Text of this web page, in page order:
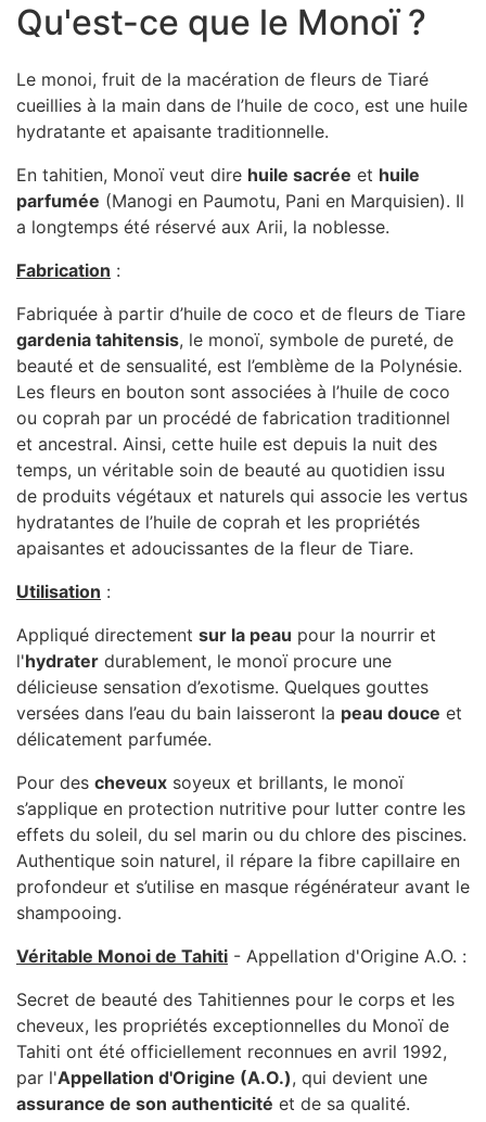
Qu'est-ce que le Monoï ?
Le monoi, fruit de la macération de fleurs de Tiaré
cueillies à la main dans de l’huile de coco, est une huile
hydratante et apaisante traditionnelle.
En tahitien, Monoï veut dire huile sacrée et huile
parfumée (Manogi en Paumotu, Pani en Marquisien). Il
a longtemps été réservé aux Arii, la noblesse.
Fabrication :
Fabriquée à partir d’huile de coco et de fleurs de Tiare
gardenia tahitensis, le monoï, symbole de pureté, de
beauté et de sensualité, est l’emblème de la Polynésie.
Les fleurs en bouton sont associées à l’huile de coco
ou coprah par un procédé de fabrication traditionnel
et ancestral. Ainsi, cette huile est depuis la nuit des
temps, un véritable soin de beauté au quotidien issu
de produits végétaux et naturels qui associe les vertus
hydratantes de l’huile de coprah et les propriétés
apaisantes et adoucissantes de la fleur de Tiare.
Utilisation :
Appliqué directement sur la peau pour la nourrir et
l'hydrater durablement, le monoï procure une
délicieuse sensation d’exotisme. Quelques gouttes
versées dans l’eau du bain laisseront la peau douce et
délicatement parfumée.
Pour des cheveux soyeux et brillants, le monoï
s’applique en protection nutritive pour lutter contre les
effets du soleil, du sel marin ou du chlore des piscines.
Authentique soin naturel, il répare la fibre capillaire en
profondeur et s’utilise en masque régénérateur avant le
shampooing.
Véritable Monoi de Tahiti - Appellation d'Origine A.O. :
Secret de beauté des Tahitiennes pour le corps et les
cheveux, les propriétés exceptionnelles du Monoï de
Tahiti ont été officiellement reconnues en avril 1992,
par l'Appellation d'Origine (A.O.), qui devient une
assurance de son authenticité et de sa qualité.